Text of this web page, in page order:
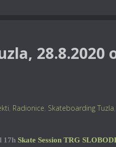
28.8.2020
, Radionice, Skateboarding Tuzla,
17h Skate Session TRG